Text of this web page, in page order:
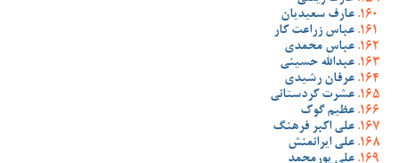
عارف سعیدیان
عباس زراعت کار
عباس محمدی
عبدالله حسینی
عرفان رشیدی
عشرت کردستانی
عظیم گوک
علی اکبر فرهنگ
علی ایرانمنش
علی پورمحمد